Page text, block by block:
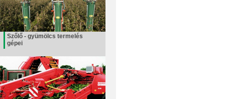
Szőlő - gyümölcs termelés
gépei